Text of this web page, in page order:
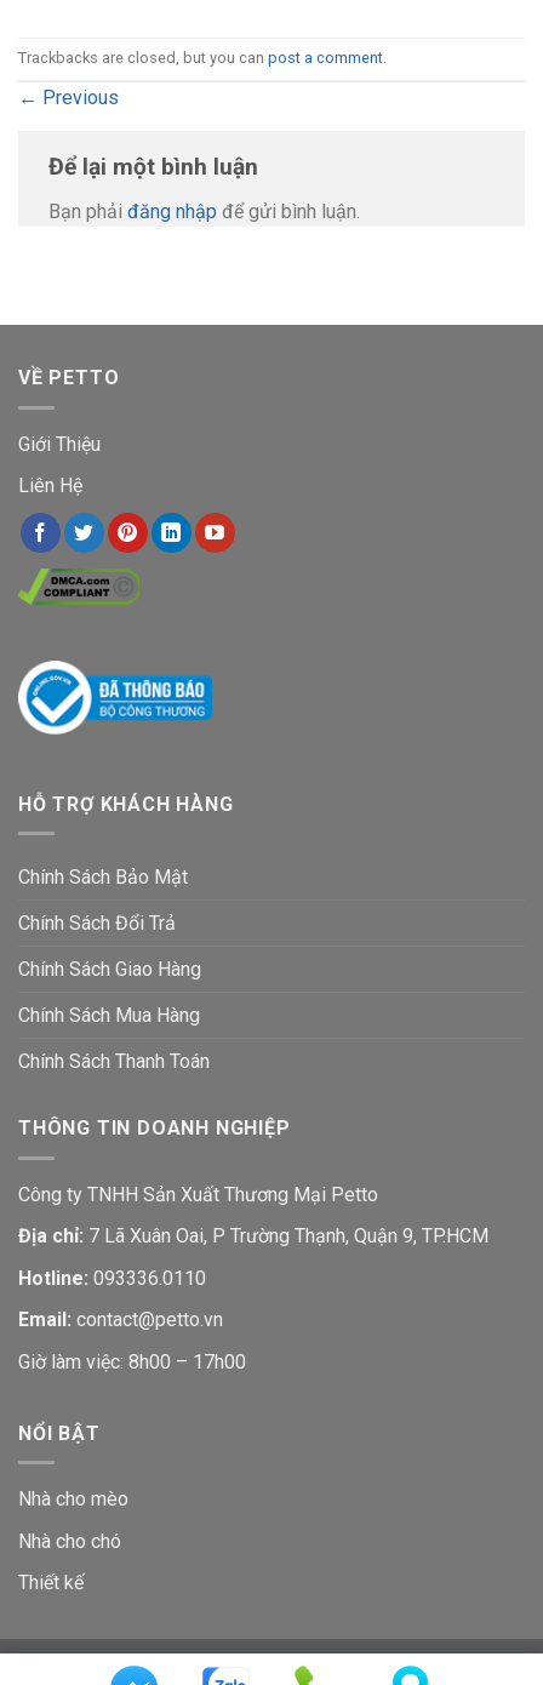
Trackbacks are closed, but you can post a comment.
← Previous
Để lại một bình luận
Bạn phải đăng nhập để gửi bình luận.
VỀ PETTO
Giới Thiệu
Liên Hệ
HỖ TRỢ KHÁCH HÀNG
Chính Sách Bảo Mật
Chính Sách Đổi Trả
Chính Sách Giao Hàng
Chính Sách Mua Hàng
Chính Sách Thanh Toán
THÔNG TIN DOANH NGHIỆP
Công ty TNHH Sản Xuất Thương Mại Petto
Địa chỉ: 7 Lã Xuân Oai, P Trường Thạnh, Quận 9, TP.HCM
Hotline: 093336.0110
Email: contact@petto.vn
Giờ làm việc: 8h00 – 17h00
NỔI BẬT
Nhà cho mèo
Nhà cho chó
Thiết kế
GIỚI THIỆU LIÊN HỆ